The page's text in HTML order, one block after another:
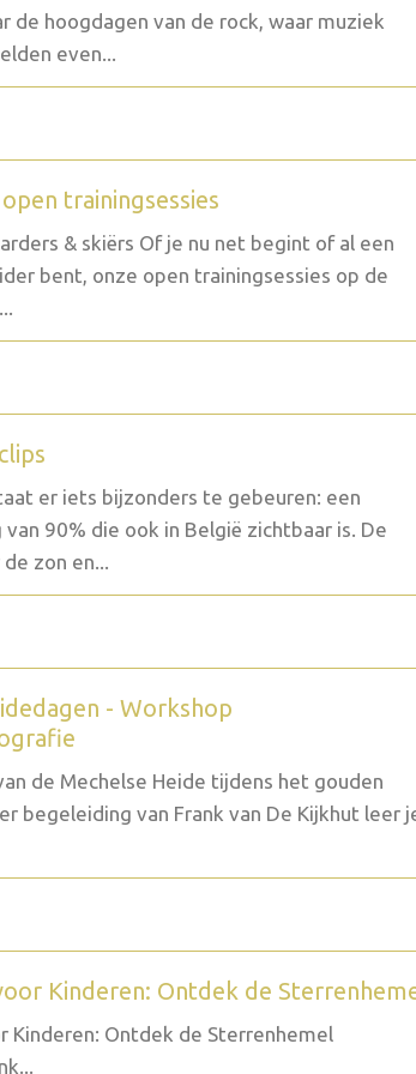
de hoogdagen van de rock, waar muziek
even...
trainingsessies
& skiërs Of je nu net begint of al een
bent, onze open trainingsessies op de
er iets bijzonders te gebeuren: een
90% die ook in België zichtbaar is. De
zon en...
- Workshop
de Mechelse Heide tijdens het gouden
begeleiding van Frank van De Kijkhut leer
Kinderen: Ontdek de
Kinderen: Ontdek de Sterrenhemel